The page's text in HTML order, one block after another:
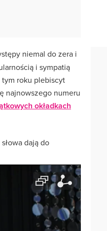
niemal do zera i
i sympatią
tym roku plebiscyt
najnowszego numeru
okładkach
dają do